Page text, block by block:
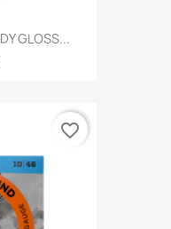
GLOSS...
favorite_border